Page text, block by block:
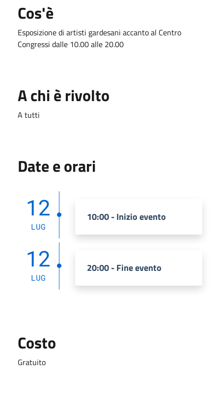
Cos'è
Esposizione di artisti gardesani accanto al Centro
Congressi dalle 10.00 alle 20.00
A chi è rivolto
A tutti
Date e orari
12
LUG
10:00 - Inizio evento
12
LUG
20:00 - Fine evento
Costo
Gratuito